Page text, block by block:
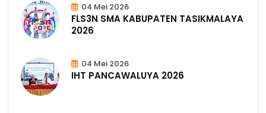
04 Mei 2026
FLS3N SMA KABUPATEN TASIKMALAYA
2026
04 Mei 2026
IHT PANCAWALUYA 2026